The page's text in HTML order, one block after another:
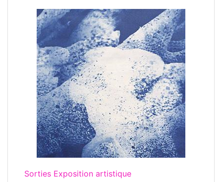
Sorties Exposition artistique